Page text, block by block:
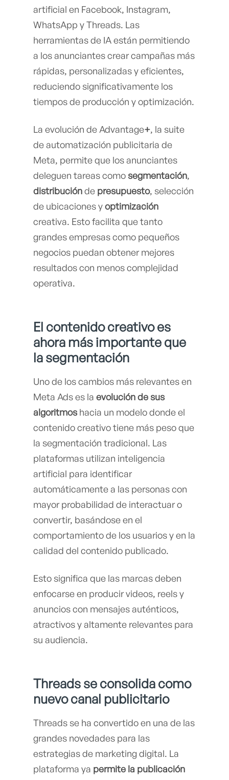
artificial en Facebook, Instagram,
WhatsApp y Threads. Las
herramientas de IA están permitiendo
a los anunciantes crear campañas más
rápidas, personalizadas y eficientes,
reduciendo significativamente los
tiempos de producción y optimización.
La evolución de Advantage+, la suite
de automatización publicitaria de
Meta, permite que los anunciantes
deleguen tareas comosegmentación,
distribuciónde presupuesto, selección
de ubicaciones yoptimización
creativa. Esto facilita que tanto
grandes empresas como pequeños
negocios puedan obtener mejores
resultados con menos complejidad
operativa.
El contenido creativo es
ahora más importante que
la segmentación
Uno de los cambios más relevantes en
Meta Ads es la evolución de sus
algoritmos hacia un modelo donde el
contenido creativo tiene más peso que
la segmentación tradicional. Las
plataformas utilizan inteligencia
artificial para identificar
automáticamente a las personas con
mayor probabilidad de interactuar o
convertir, basándose en el
comportamiento de los usuarios y en la
calidad del contenido publicado.
Esto significa que las marcas deben
enfocarse en producir videos, reels y
anuncios con mensajes auténticos,
atractivos y altamente relevantes para
su audiencia.
Threads se consolida como
nuevo canal publicitario
Threads se ha convertido en una de las
grandes novedades para las
estrategias de marketing digital. La
plataforma ya permite la publicación